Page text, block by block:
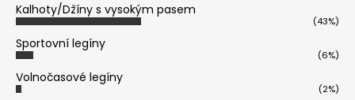
Kalhoty/Džíny s vysokým pasem
(43%)
Sportovní legíny
(6%)
Volnočasové legíny
(2%)